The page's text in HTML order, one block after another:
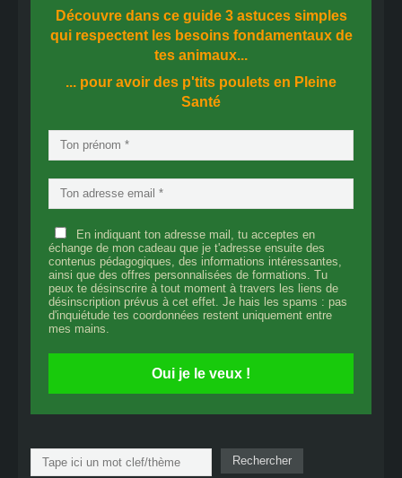
Découvre dans ce guide 3 astuces simples
qui respectent les besoins fondamentaux de
tes animaux...
... pour avoir des p'tits poulets en Pleine
Santé
En indiquant ton adresse mail, tu acceptes en
échange de mon cadeau que je t'adresse ensuite des
contenus pédagogiques, des informations intéressantes,
ainsi que des offres personnalisées de formations. Tu
peux te désinscrire à tout moment à travers les liens de
désinscription prévus à cet effet. Je hais les spams : pas
d'inquiétude tes coordonnées restent uniquement entre
mes mains.
Oui je le veux !
Rechercher Rechercher